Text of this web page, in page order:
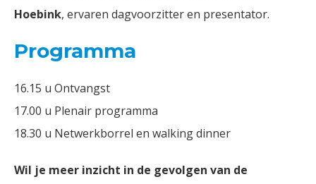
Hoebink, ervaren dagvoorzitter en presentator.
Programma
16.15 u Ontvangst
17.00 u Plenair programma
18.30 u Netwerkborrel en walking dinner
Wil je meer inzicht in de gevolgen van de